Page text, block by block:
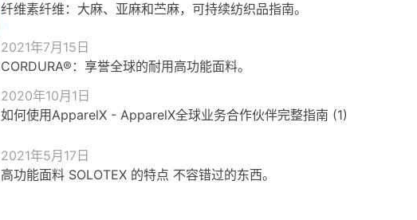
纤维素纤维：大麻、亚麻和苎麻，可持续纺织品指南。
2021年7月15日
CORDURA®：享誉全球的耐用高功能面料。
2020年10月1日
如何使用ApparelX - ApparelX全球业务合作伙伴完整指南 (1)
2021年5月17日
高功能面料 SOLOTEX 的特点 不容错过的东西。